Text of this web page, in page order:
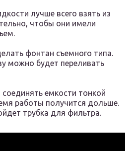
лучше всего взять из
чтобы они имели
фонтан съемного типа.
можно будет переливать
емкости тонкой
работы получится дольше.
трубка для фильтра.